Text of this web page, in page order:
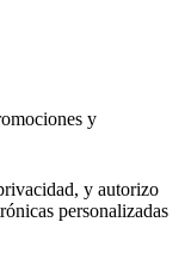
y
y autorizo
personalizadas